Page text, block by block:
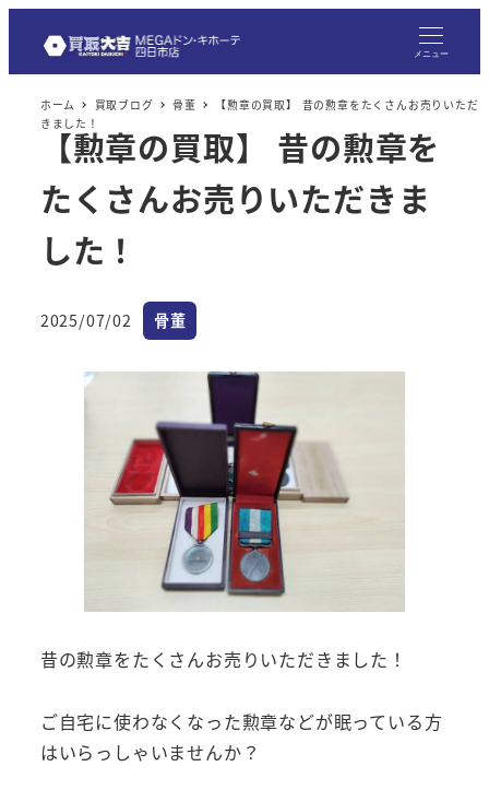
メニュー
ホーム 買取ブログ 骨董
【勲章の買取】 昔の勲章をたくさんお売りいただ
きました！
【勲章の買取】 昔の勲章を
たくさんお売りいただきま
した！
投稿日
2025/07/02 カテゴリー
骨董
昔の勲章をたくさんお売りいただきました！
ご自宅に使わなくなった勲章などが眠っている方
はいらっしゃいませんか？